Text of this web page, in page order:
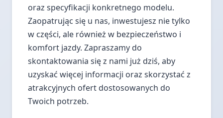
oraz specyfikacji konkretnego modelu.
Zaopatrując się u nas, inwestujesz nie tylko
w części, ale również w bezpieczeństwo i
komfort jazdy. Zapraszamy do
skontaktowania się z nami już dziś, aby
uzyskać więcej informacji oraz skorzystać z
atrakcyjnych ofert dostosowanych do
Twoich potrzeb.